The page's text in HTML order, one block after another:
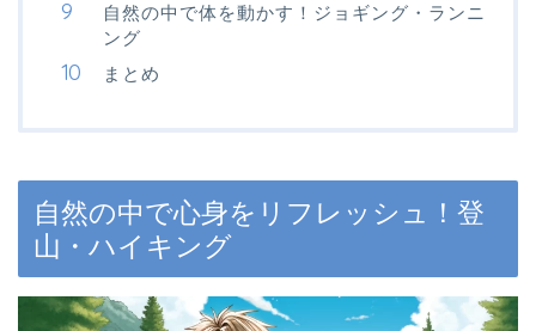
自然の中で体を動かす！ジョギング・ランニ
ング
まとめ
自然の中で心身をリフレッシュ！登
山・ハイキング